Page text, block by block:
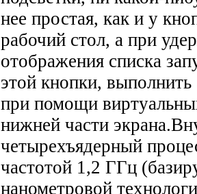
нее простая, как и у
рабочий стол, а при
отображения списка
этой кнопки,
при помощи
нижней части экрана.
четырехъядерный
частотой 1,2 ГГц
нанометровой